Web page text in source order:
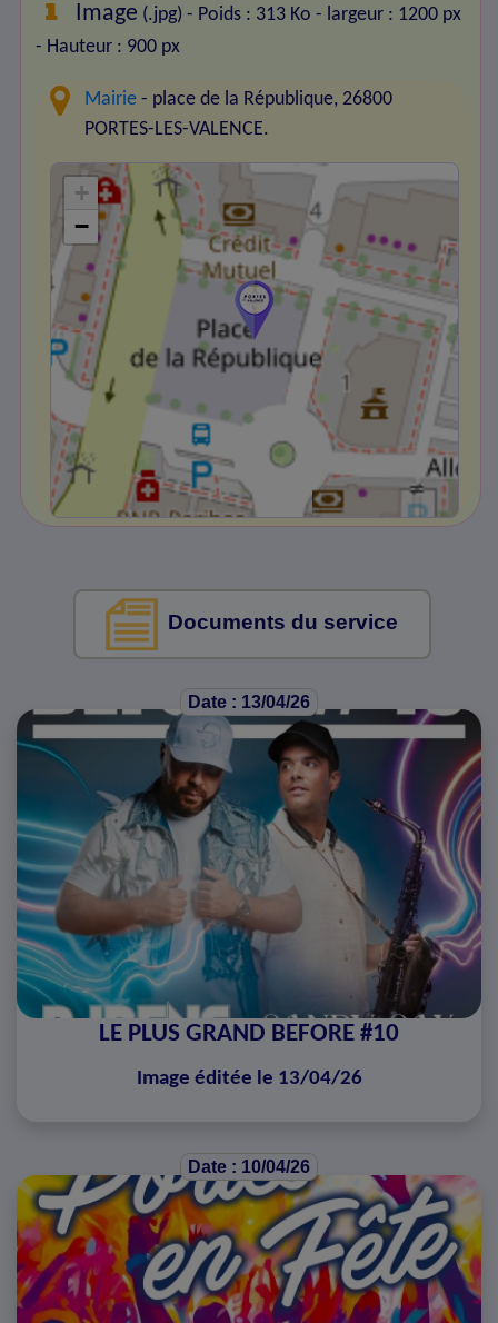
Image (.jpg) - Poids : 313 Ko - largeur : 1200 px
- Hauteur : 900 px
Mairie - place de la République, 26800
PORTES-LES-VALENCE.
+
−
Documents du service
Date : 13/04/26
LE PLUS GRAND BEFORE #10
Image éditée le 13/04/26
Date : 10/04/26